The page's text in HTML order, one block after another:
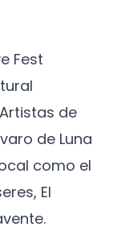
Fest
de
de Luna
como el
El